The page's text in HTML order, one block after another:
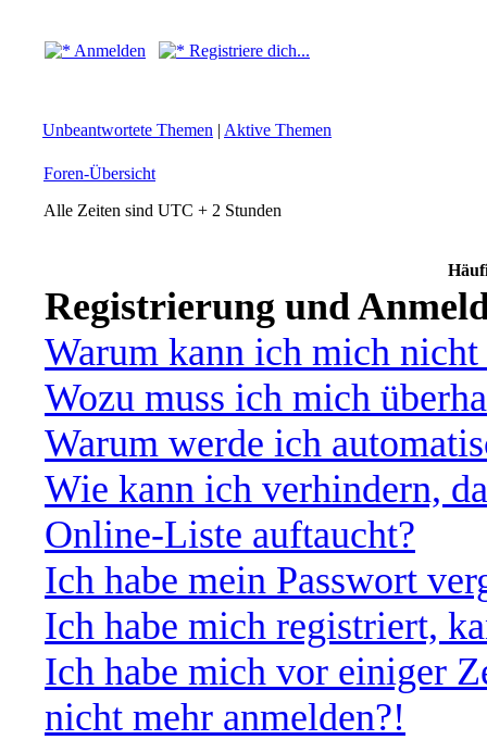
Anmelden Registriere dich...
Unbeantwortete Themen | Aktive Themen
Foren-Übersicht
Alle Zeiten sind UTC + 2 Stunden
Registrierung und
Warum kann ich mich nicht
Wozu muss ich mich
Warum werde ich
Wie kann ich verhindern,
Online-Liste auftaucht?
Ich habe mein Passwort
Ich habe mich registriert,
Ich habe mich vor einiger
nicht mehr anmelden?!